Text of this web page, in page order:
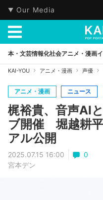
Our Media
本・文芸情報化社会アニメ・漫画
KAI-YOU アニメ・漫画 声優
アニメ・漫画 ニュース
梶裕貴、音声AI
ブ開催 堀越耕
アル公開
2025.07.15 16:00
0
宮本デン